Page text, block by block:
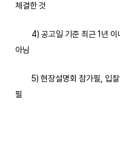
체결한 것
4) 공고일 기준 최근 1년 이
아님
5) 현장설명회 참가필, 입찰
필